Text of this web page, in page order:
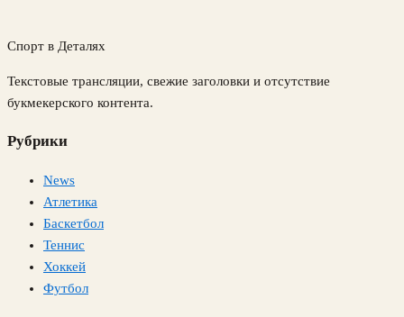
Спорт в Деталях
Текстовые трансляции, свежие заголовки и отсутствие
букмекерского контента.
Рубрики
News
Атлетика
Баскетбол
Теннис
Хоккей
Футбол